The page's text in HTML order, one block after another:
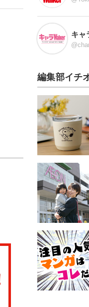
キャ
編集部イチ